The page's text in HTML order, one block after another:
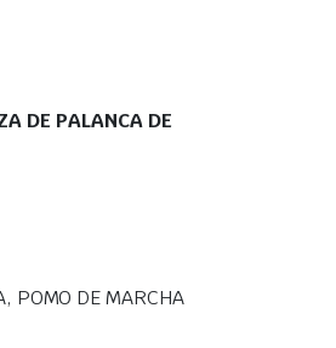
DE PALANCA DE
POMO DE MARCHA